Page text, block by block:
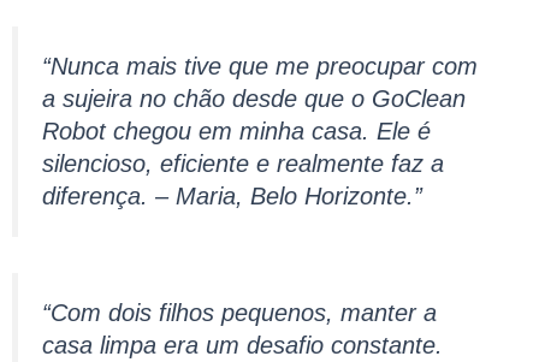
“Nunca mais tive que me preocupar com
a sujeira no chão desde que o GoClean
Robot chegou em minha casa. Ele é
silencioso, eficiente e realmente faz a
diferença. – Maria, Belo Horizonte.”
“Com dois filhos pequenos, manter a
casa limpa era um desafio constante.